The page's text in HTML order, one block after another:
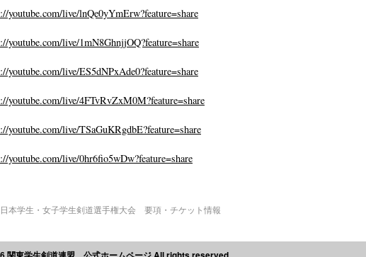
youtube.com/live/lnQe0yYmErw?feature=share
youtube.com/live/1mN8GhnjjOQ?feature=share
youtube.com/live/ES5dNPxAde0?feature=share
youtube.com/live/4FTvRvZxM0M?feature=share
youtube.com/live/TSaGuKRgdbE?feature=share
youtube.com/live/0hr6fio5wDw?feature=share
本学生・女子学生剣道選手権大会 要項・チケット情報